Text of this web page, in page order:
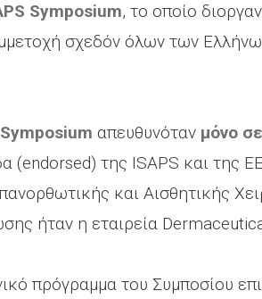
Symposium, το οποίο
σχεδόν όλων των
απευθυνόταν μόνο
(endorsed) της ISAPS και της
και Αισθητικής
ήταν η εταιρεία
πρόγραμμα του Συμποσίου